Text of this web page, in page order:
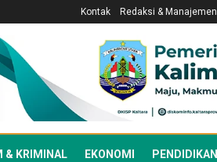
Kontak Redaksi & Manajemen
& KRIMINAL EKONOMI PENDIDIKAN